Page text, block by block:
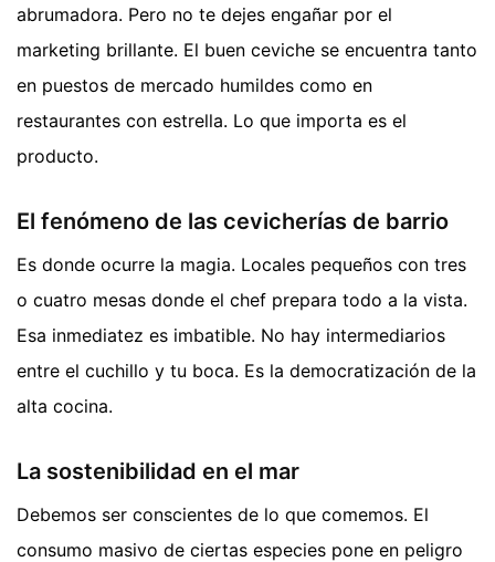
abrumadora. Pero no te dejes engañar por el
marketing brillante. El buen ceviche se encuentra tanto
en puestos de mercado humildes como en
restaurantes con estrella. Lo que importa es el
producto.
El fenómeno de las cevicherías de barrio
Es donde ocurre la magia. Locales pequeños con tres
o cuatro mesas donde el chef prepara todo a la vista.
Esa inmediatez es imbatible. No hay intermediarios
entre el cuchillo y tu boca. Es la democratización de la
alta cocina.
La sostenibilidad en el mar
Debemos ser conscientes de lo que comemos. El
consumo masivo de ciertas especies pone en peligro